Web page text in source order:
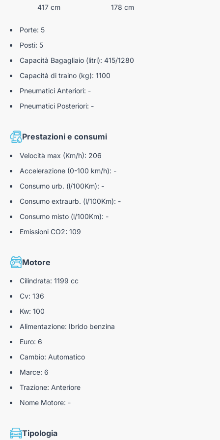
Driver attention alert (rilevamento sonnolenza
Lane Assist
Freno di stazionamento elettronico
Sensori Di Parcheggio Posteriori
Sensore pioggia per tergicristallo
Coda tronca
Keyless go
Kit riparazione pneumatici fix & go
Body kit nero lucido
417 cm 178 cm
Porte: 5
Posti: 5
Capacità Bagagliaio (litri): 415/1280
Capacità di traino (kg): 1100
Pneumatici Anteriori: -
Pneumatici Posteriori: -
Prestazioni e consumi
Velocità max (Km/h): 206
Accelerazione (0-100 km/h): -
Consumo urb. (l/100Km): -
Consumo extraurb. (l/100Km): -
Consumo misto (l/100Km): -
Emissioni CO2: 109
Motore
Cilindrata: 1199 cc
Cv: 136
Kw: 100
Alimentazione: Ibrido benzina
Euro: 6
Cambio: Automatico
Marce: 6
Trazione: Anteriore
Nome Motore: -
Tipologia